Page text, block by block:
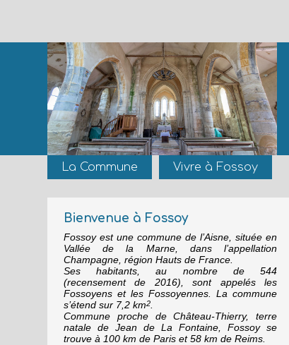
La Commune Vivre à Fossoy
Bienvenue à Fossoy
Fossoy est une commune de l’Aisne, située en
Vallée de la Marne, dans l’appellation
Champagne, région Hauts de France.
Ses habitants, au nombre de 544
(recensement de 2016), sont appelés les
Fossoyens et les Fossoyennes. La commune
s’étend sur 7,2 km2.
Commune proche de Château-Thierry, terre
natale de Jean de La Fontaine, Fossoy se
trouve à 100 km de Paris et 58 km de Reims.